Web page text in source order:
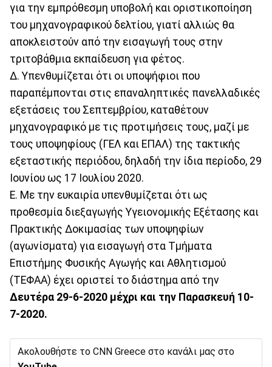
για την εμπρόθεσμη υποβολή και οριστικοποίηση
του μηχανογραφικού δελτίου, γιατί αλλιώς θα
αποκλειστούν από την εισαγωγή τους στην
τριτοβάθμια εκπαίδευση για φέτος.
Δ. Υπενθυμίζεται ότι οι υποψήφιοι που
παραπέμπονται στις επαναληπτικές πανελλαδικές
εξετάσεις του Σεπτεμβρίου, καταθέτουν
μηχανογραφικό με τις προτιμήσεις τους, μαζί με
τους υποψηφίους (ΓΕΛ και ΕΠΑΛ) της τακτικής
εξεταστικής περιόδου, δηλαδή την ίδια περίοδο, 29
Ιουνίου ως 17 Ιουλίου 2020.
Ε. Με την ευκαιρία υπενθυμίζεται ότι ως
προθεσμία διεξαγωγής Υγειονομικής Εξέτασης και
Πρακτικής Δοκιμασίας των υποψηφίων
(αγωνίσματα) για εισαγωγή στα Τμήματα
Επιστήμης Φυσικής Αγωγής και Αθλητισμού
(ΤΕΦΑΑ) έχει οριστεί το διάστημα από την
Δευτέρα 29-6-2020 μέχρι και την Παρασκευή 10-
7-2020.
Ακολουθήστε το CNN Greece στο κανάλι μας στο